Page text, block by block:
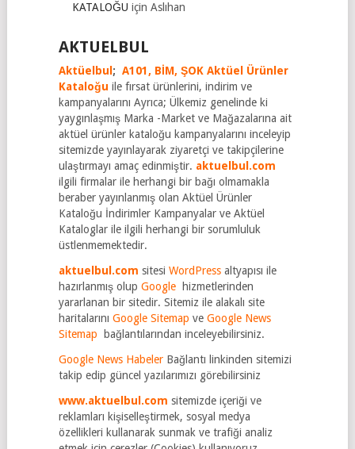
KATALOĞU için Aslıhan
AKTUELBUL
Aktüelbul ; A101, BİM, ŞOK Aktüel Ürünler
Kataloğu ile fırsat ürünlerini, indirim ve
kampanyalarını Ayrıca; Ülkemiz genelinde ki
yaygınlaşmış Marka -Market ve Mağazalarına ait
aktüel ürünler kataloğu kampanyalarını inceleyip
sitemizde yayınlayarak ziyaretçi ve takipçilerine
ulaştırmayı amaç edinmiştir. aktuelbul.com
ilgili firmalar ile herhangi bir bağı olmamakla
beraber yayınlanmış olan Aktüel Ürünler
Kataloğu İndirimler Kampanyalar ve Aktüel
Kataloglar ile ilgili herhangi bir sorumluluk
üstlenmemektedir.
aktuelbul.com sitesi WordPressaltyapısı ile
hazırlanmış olup Googlehizmetlerinden
yararlanan bir sitedir. Sitemiz ile alakalı site
haritalarını Google Sitemap ve Google News
Sitemap
bağlantılarından inceleyebilirsiniz.
Google News Habeler Bağlantı linkinden sitemizi
takip edip güncel yazılarımızı görebilirsiniz
www.aktuelbul.com sitemizde içeriği ve
reklamları kişiselleştirmek, sosyal medya
özellikleri kullanarak sunmak ve trafiği analiz